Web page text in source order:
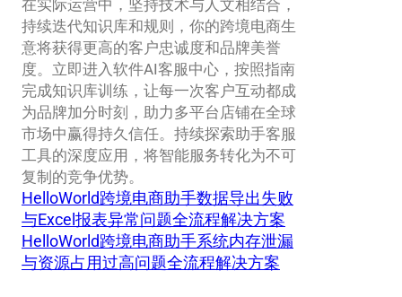
在实际运营中，坚持技术与人文相结合，
持续迭代知识库和规则，你的跨境电商生
意将获得更高的客户忠诚度和品牌美誉
度。立即进入软件AI客服中心，按照指南
完成知识库训练，让每一次客户互动都成
为品牌加分时刻，助力多平台店铺在全球
市场中赢得持久信任。持续探索助手客服
工具的深度应用，将智能服务转化为不可
复制的竞争优势。
HelloWorld跨境电商助手数据导出失败
与Excel报表异常问题全流程解决方案
HelloWorld跨境电商助手系统内存泄漏
与资源占用过高问题全流程解决方案